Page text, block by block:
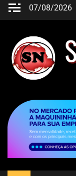
07/08/2026